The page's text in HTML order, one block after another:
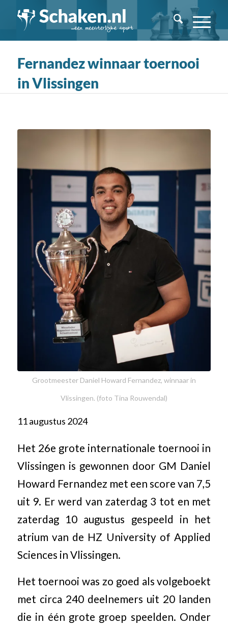
Fernandez winnaar toernooi
in Vlissingen
Grootmeester Daniel Howard Fernandez, winnaar in
Vlissingen. (foto Tina Rouwendal)
11 augustus 2024
Het 26e grote internationale toernooi in
Vlissingen is gewonnen door GM Daniel
Howard Fernandez met een score van 7,5
uit 9. Er werd van zaterdag 3 tot en met
zaterdag 10 augustus gespeeld in het
atrium van de HZ University of Applied
Sciences in Vlissingen.
Het toernooi was zo goed als volgeboekt
met circa 240 deelnemers uit 20 landen
die in één grote groep speelden. Onder